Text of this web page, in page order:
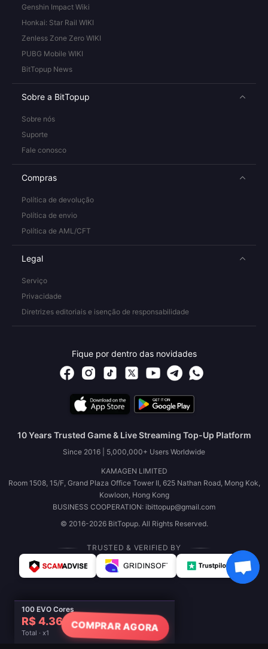
100 EVO Cores
R$ 4.36
Total · x1
COMPRAR AGORA
Genshin Impact Wiki
Honkai: Star Rail WIKI
Zenless Zone Zero WIKI
PUBG Mobile WIKI
BitTopup News
Sobre a BitTopup
Sobre nós
Suporte
Fale conosco
Compras
Política de devolução
Política de envio
Política de AML/CFT
Legal
Serviço
Privacidade
Diretrizes editoriais e isenção de responsabilidade
Fique por dentro das novidades
10 Years Trusted Game & Live Streaming Top-Up Platform
Since 2016 | 5,000,000+ Users Worldwide
KAMAGEN LIMITED
Room 1508, 15/F, Grand Plaza Office Tower II, 625 Nathan Road, Mong Kok,
Kowloon, Hong Kong
BUSINESS COOPERATION: ibittopup@gmail.com
© 2016-2026 BitTopup. All Rights Reserved.
TRUSTED & VERIFIED BY